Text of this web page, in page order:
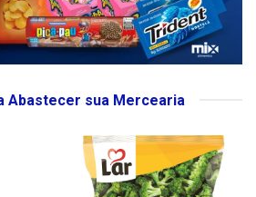
Abastecer sua Mercearia